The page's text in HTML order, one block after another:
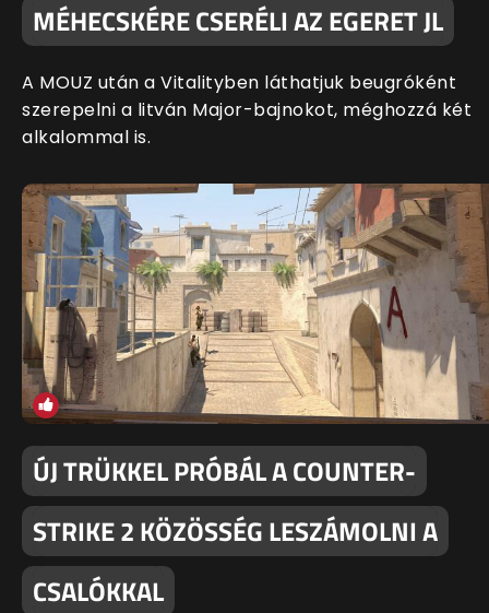
MÉHECSKÉRE CSERÉLI AZ EGERET JL
A MOUZ után a Vitalityben láthatjuk beugróként
szerepelni a litván Major-bajnokot, méghozzá két
alkalommal is.
ÚJ TRÜKKEL PRÓBÁL A COUNTER-
STRIKE 2 KÖZÖSSÉG LESZÁMOLNI A
CSALÓKKAL